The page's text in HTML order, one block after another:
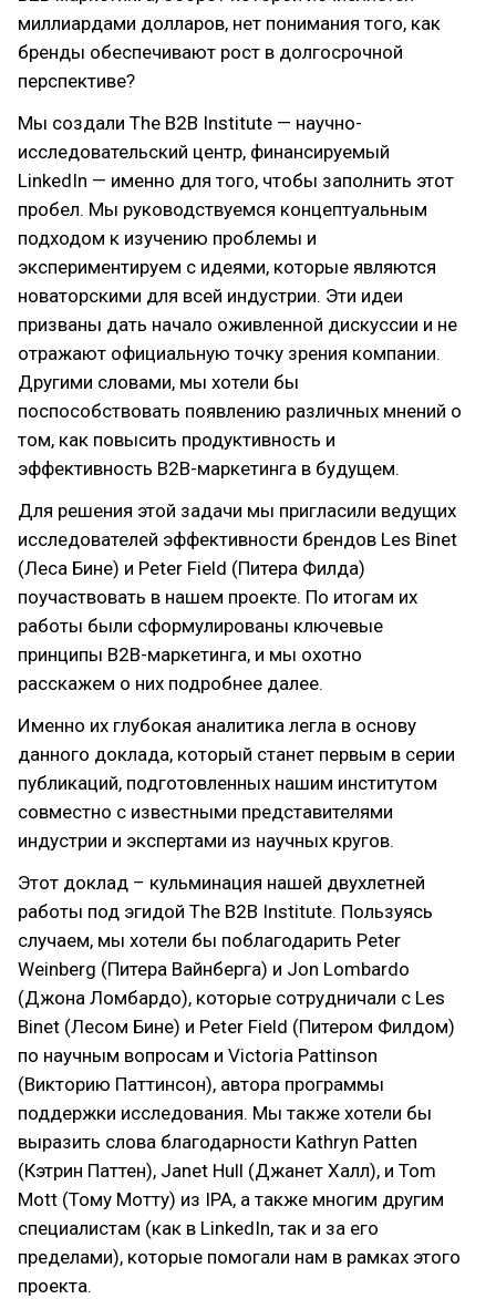
миллиардами долларов, нет понимания того, как
бренды обеспечивают рост в долгосрочной
перспективе?
Мы создали The B2B Institute — научно-
исследовательский центр, финансируемый
LinkedIn — именно для того, чтобы заполнить этот
пробел. Мы руководствуемся концептуальным
подходом к изучению проблемы и
экспериментируем с идеями, которые являются
новаторскими для всей индустрии. Эти идеи
призваны дать начало оживленной дискуссии и не
отражают официальную точку зрения компании.
Другими словами, мы хотели бы
поспособствовать появлению различных мнений о
том, как повысить продуктивность и
эффективность В2В-маркетинга в будущем.
Для решения этой задачи мы пригласили ведущих
исследователей эффективности брендов Les Binet
(Леса Бине) и Peter Field (Питера Филда)
поучаствовать в нашем проекте. По итогам их
работы были сформулированы ключевые
принципы В2В-маркетинга, и мы охотно
расскажем о них подробнее далее.
Именно их глубокая аналитика легла в основу
данного доклада, который станет первым в серии
публикаций, подготовленных нашим институтом
совместно с известными представителями
индустрии и экспертами из научных кругов.
Этот доклад – кульминация нашей двухлетней
работы под эгидой The B2B Institute. Пользуясь
случаем, мы хотели бы поблагодарить Peter
Weinberg (Питера Вайнберга) и Jon Lombardo
(Джона Ломбардо), которые сотрудничали с Les
Binet (Лесом Бине) и Peter Field (Питером Филдом)
по научным вопросам и Victoria Pattinson
(Викторию Паттинсон), автора программы
поддержки исследования. Мы также хотели бы
выразить слова благодарности Kathryn Patten
(Кэтрин Паттен), Janet Hull (Джанет Халл), и Tom
Mott (Тому Мотту) из IPA, а также многим другим
специалистам (как в LinkedIn, так и за его
пределами), которые помогали нам в рамках этого
проекта.